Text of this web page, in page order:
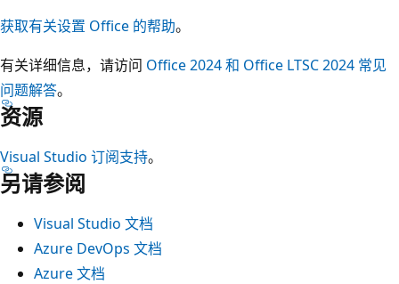
获取有关设置 Office 的帮助。
有关详细信息，请访问 Office 2024 和 Office LTSC 2024 常见
问题解答。
资源
Visual Studio 订阅支持。
另请参阅
Visual Studio 文档
Azure DevOps 文档
Azure 文档